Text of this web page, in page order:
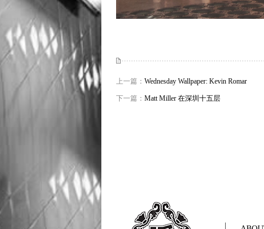
上一篇： Wednesday Wallpaper: Kevin Romar
下一篇： Matt Miller 在深圳十五层